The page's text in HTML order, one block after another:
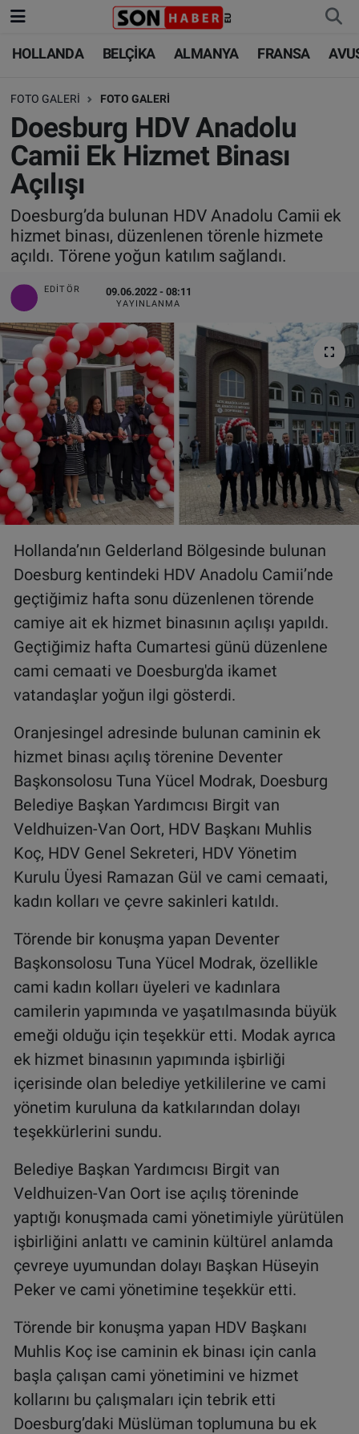
HOLLANDA BELÇİKA ALMANYA FRANSA
FOTO GALERI FOTO GALERI
Doesburg HDV Anadolu
Camii Ek Hizmet Binası
Açılışı
Doesburg’da bulunan HDV Anadolu Camii ek
hizmet binası, düzenlenen törenle hizmete
açıldı. Törene yoğun katılım sağlandı.
EDITÖR 09.06.2022 - 08:11
YAYINLANMA
Hollanda’nın Gelderland Bölgesinde bulunan
Doesburg kentindeki HDV Anadolu Camii’nde
geçtiğimiz hafta sonu düzenlenen törende
camiye ait ek hizmet binasının açılışı yapıldı.
Geçtiğimiz hafta Cumartesi günü düzenlene
cami cemaati ve Doesburg'da ikamet
vatandaşlar yoğun ilgi gösterdi.
Oranjesingel adresinde bulunan caminin ek
hizmet binası açılış törenine Deventer
Başkonsolosu Tuna Yücel Modrak, Doesburg
Belediye Başkan Yardımcısı Birgit van
Veldhuizen-Van Oort, HDV Başkanı Muhlis
Koç, HDV Genel Sekreteri, HDV Yönetim
Kurulu Üyesi Ramazan Gül ve cami cemaati,
kadın kolları ve çevre sakinleri katıldı.
Törende bir konuşma yapan Deventer
Başkonsolosu Tuna Yücel Modrak, özellikle
cami kadın kolları üyeleri ve kadınlara
camilerin yapımında ve yaşatılmasında büyük
emeği olduğu için teşekkür etti. Modak ayrıca
ek hizmet binasının yapımında işbirliği
içerisinde olan belediye yetkililerine ve cami
yönetim kuruluna da katkılarından dolayı
teşekkürlerini sundu.
Belediye Başkan Yardımcısı Birgit van
Veldhuizen-Van Oort ise açılış töreninde
yaptığı konuşmada cami yönetimiyle yürütülen
işbirliğini anlattı ve caminin kültürel anlamda
çevreye uyumundan dolayı Başkan Hüseyin
Peker ve cami yönetimine teşekkür etti.
Törende bir konuşma yapan HDV Başkanı
Muhlis Koç ise caminin ek binası için canla
başla çalışan cami yönetimini ve hizmet
kollarını bu çalışmaları için tebrik etti
Doesburg’daki Müslüman toplumuna bu ek
HOLLANDA
BELÇİKA
ALMANYA
FRANSA
AVUSTURYA
SAĞLIK - YAŞAM
BİLİM-TEKNOLOJİ
HOLLANDA
BELÇİKA
ALMANYA
TÜRKİYE
DÜNYA
BİLİM-TEKNOLOJİ
FOTO GALERİ
VIDEO GALERİ
ALGEMENE VOORWAARDEN
CONTACT
Çerez Politikası
Nöbetçi Eczaneler
Hava Durumu
Trafik Durumu
Süper Lig Puan Durumu ve Fikstür
Tüm Manşetler
Son Dakika Haberleri
Haber Arşivi